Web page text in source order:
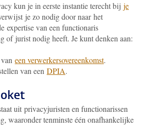
kun je in eerste instantie terecht bij je
je zo nodig door naar het
expertise van een functionaris
of jurist nodig heeft. Je kunt denken aan:
een verwerkersovereenkomst.
van een DPIA.
uit privacyjuristen en functionarissen
waaronder tenminste één onafhankelijke